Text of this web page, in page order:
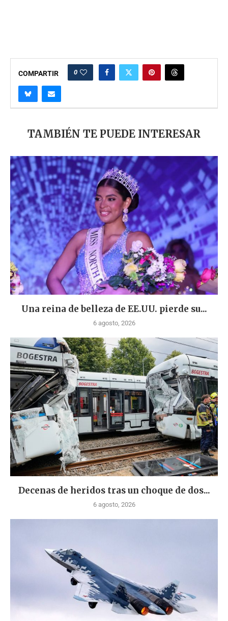
COMPARTIR 0
TAMBIÉN TE PUEDE INTERESAR
Una reina de belleza de EE.UU. pierde su...
6 agosto, 2026
Decenas de heridos tras un choque de dos...
6 agosto, 2026